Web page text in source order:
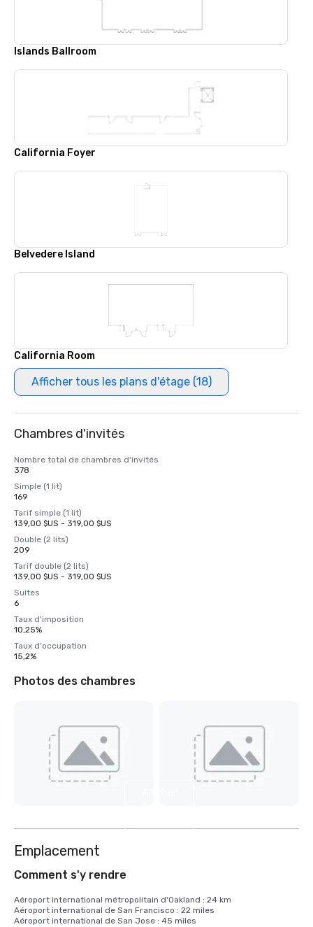
Islands Ballroom
California Foyer
Belvedere Island
California Room
Afficher tous les plans d'étage (18)
Chambres d'invités
Nombre total de chambres d'invités
378
Simple (1 lit)
169
Tarif simple (1 lit)
139,00 $US - 319,00 $US
Double (2 lits)
209
Tarif double (2 lits)
139,00 $US - 319,00 $US
Suites
6
Taux d'imposition
10,25%
Taux d'occupation
15,2%
Photos des chambres
Emplacement
Comment s'y rendre
Aéroport international métropolitain d'Oakland : 24 km
Aéroport international de San Francisco : 22 miles
Aéroport international de San Jose : 45 miles